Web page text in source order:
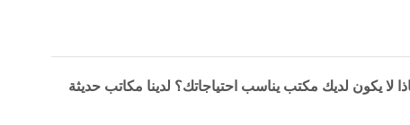
يكون لديك مكتب يناسب احتياجاتك؟ لدينا مكاتب حديثة